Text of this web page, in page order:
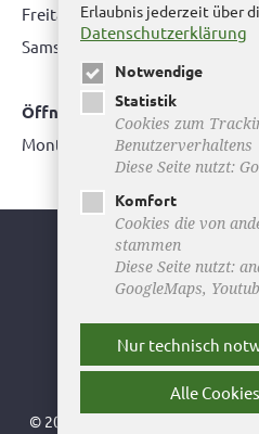
Freitag: nur nach
Samstag:bitte hier klicken
Öffnungszeiten Bürgerbüro
Montag: 14:00 bis 16:00 Uhr
© 2026 Stadt Helmstedt ǀ
Erlaubnis jederzeit über
Datenschutzerklärung
Notwendige
Statistik
Cookies zum
Benutzerverhaltens
Diese Seite nutzt:
Komfort
Cookies die von
stammen
Diese Seite nutzt:
GoogleMaps,
Nur technisch
Alle